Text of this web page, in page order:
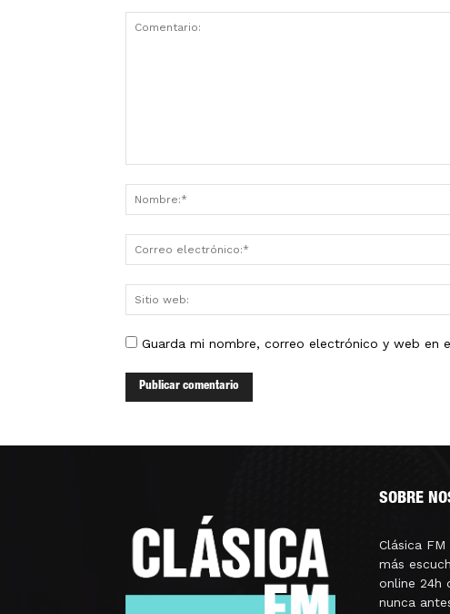
Guarda mi nombre, correo electrónico y web en
SOBRE
Clásica
más
online 24h
nunca